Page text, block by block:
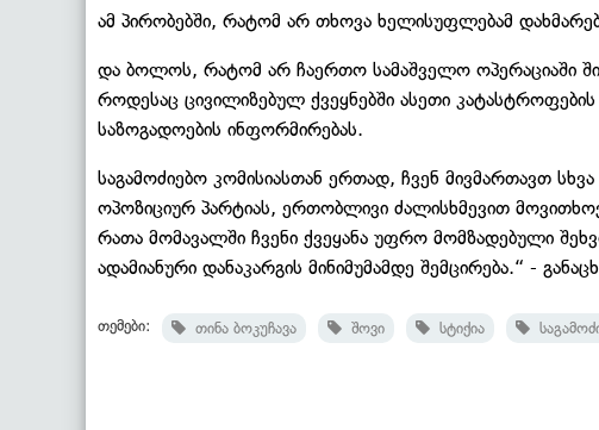
ამ პირობებში, რატომ არ თხოვა ხელისუფლებამ
და ბოლოს, რატომ არ ჩაერთო სამაშველო ოპერაციაში
როდესაც ცივილიზებულ ქვეყნებში ასეთი
საზოგადოების ინფორმირებას.
საგამოძიებო კომისიასთან ერთად, ჩვენ მივმართავთ
ოპოზიციურ პარტიას, ერთობლივი ძალისხმევით
რათა მომავალში ჩვენი ქვეყანა უფრო მომზადებული
ადამიანური დანაკარგის მინიმუმამდე შემცირება.“ -
თემები: თინა ბოკუჩავა შოვი სტიქია